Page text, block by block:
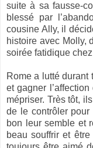
suite à sa fausse-
blessé par
cousine Ally, il
histoire avec Molly,
soirée fatidique
Rome a lutté durant
et gagner
mépriser. Très tôt,
de le contrôler
bon leur semble et
beau souffrir et